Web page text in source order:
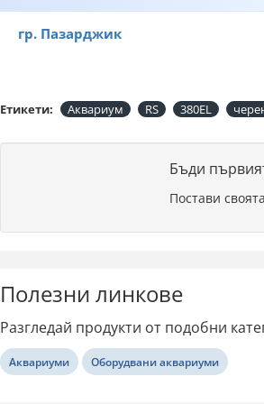
гр. Пазарджик
Етикети: Аквариум RS 380EL
Бъди
Постави
Полезни линкове
Разгледай продукти от подобни
Аквариуми Оборудвани аквариуми